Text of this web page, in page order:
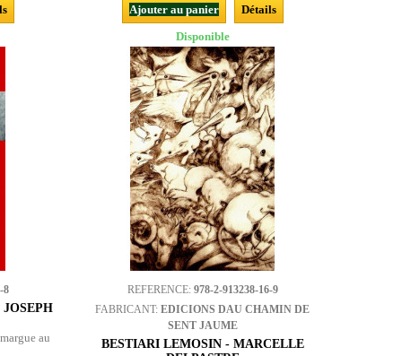
Ajouter au panier
Détails
Disponible
8
au
REFERENCE: 978-2-913238-16-9
FABRICANT:EDICIONS DAU CHAMIN DE
SENT JAUME
BESTIARI LEMOSIN - MARCELLE